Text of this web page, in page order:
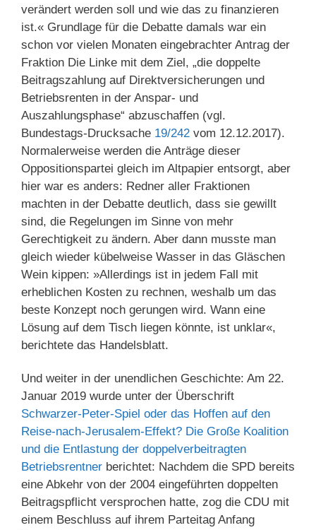
verändert werden soll und wie das zu finanzieren
ist.« Grundlage für die Debatte damals war ein
schon vor vielen Monaten eingebrachter Antrag der
Fraktion Die Linke mit dem Ziel, „die doppelte
Beitragszahlung auf Direktversicherungen und
Betriebsrenten in der Anspar- und
Auszahlungsphase“ abzuschaffen (vgl.
Bundestags-Drucksache 19/242 vom 12.12.2017).
Normalerweise werden die Anträge dieser
Oppositionspartei gleich im Altpapier entsorgt, aber
hier war es anders: Redner aller Fraktionen
machten in der Debatte deutlich, dass sie gewillt
sind, die Regelungen im Sinne von mehr
Gerechtigkeit zu ändern. Aber dann musste man
gleich wieder kübelweise Wasser in das Gläschen
Wein kippen: »Allerdings ist in jedem Fall mit
erheblichen Kosten zu rechnen, weshalb um das
beste Konzept noch gerungen wird. Wann eine
Lösung auf dem Tisch liegen könnte, ist unklar«,
berichtete das Handelsblatt.
Und weiter in der unendlichen Geschichte: Am 22.
Januar 2019 wurde unter der Überschrift
Schwarzer-Peter-Spiel oder das Hoffen auf den
Reise-nach-Jerusalem-Effekt? Die Große Koalition
und die Entlastung der doppelverbeitragten
Betriebsrentner berichtet: Nachdem die SPD bereits
eine Abkehr von der 2004 eingeführten doppelten
Beitragspflicht versprochen hatte, zog die CDU mit
einem Beschluss auf ihrem Parteitag Anfang